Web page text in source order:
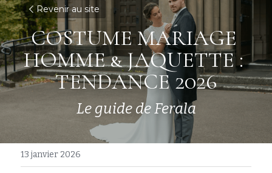
Revenir au site
COSTUME MARIAGE
HOMME & JAQUETTE :
TENDANCE 2026
Le guide de Ferala
13 janvier 2026